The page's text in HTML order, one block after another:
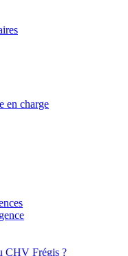
en charge
CHV Frégis ?